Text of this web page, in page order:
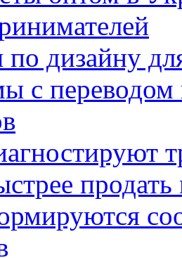
дизайну
с переводом